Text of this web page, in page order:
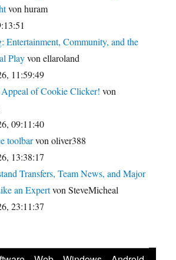
von huram
Entertainment, Community, and the
Playvon ellaroland
11:59:49
of Cookie Clicker! von
09:11:40
toolbarvon oliver388
13:38:17
Transfers, Team News, and Major
an Expertvon SteveMicheal
23:11:37